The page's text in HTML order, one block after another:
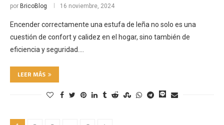
por BricoBlog 16 noviembre, 2024
Encender correctamente una estufa de leña no solo es una
cuestión de confort y calidez en el hogar, sino también de
eficiencia y seguridad.…
LEER MÁS